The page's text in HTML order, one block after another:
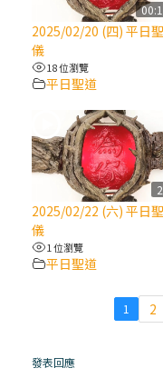
(8)黃敏
降生成
(7)黃
降生人
(6)黃敏
槽」═「
(5)黃
傳」
(4)黃
「想
2025/02/20 (四) 平日
儀
18 位瀏覽
平日聖道
2025/02/22 (六) 平日
儀
1 位瀏覽
平日聖道
1 2
發表回應